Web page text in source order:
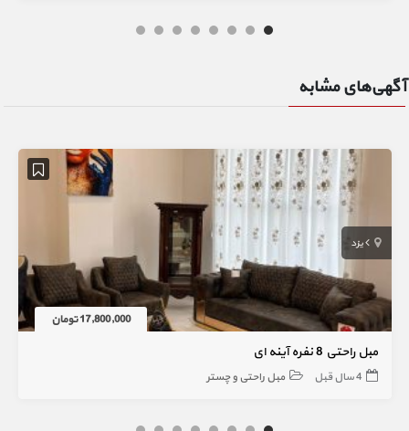
آگهی‌های مشابه
یزد
17,800,000 تومان
مبل راحتی 8 نفره آینه ای
4 سال قبل مبل راحتی و چستر